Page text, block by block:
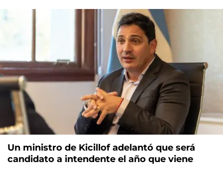
Un ministro de Kicillof adelantó que será
candidato a intendente el año que viene